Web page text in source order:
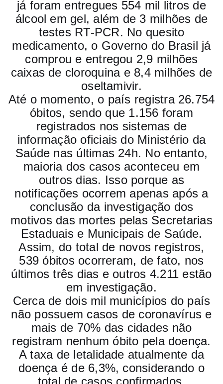
já foram entregues 554 mil litros de
álcool em gel, além de 3 milhões de
testes RT-PCR. No quesito
medicamento, o Governo do Brasil já
comprou e entregou 2,9 milhões
caixas de cloroquina e 8,4 milhões de
oseltamivir.
Até o momento, o país registra 26.754
óbitos, sendo que 1.156 foram
registrados nos sistemas de
informação oficiais do Ministério da
Saúde nas últimas 24h. No entanto,
maioria dos casos aconteceu em
outros dias. Isso porque as
notificações ocorrem apenas após a
conclusão da investigação dos
motivos das mortes pelas Secretarias
Estaduais e Municipais de Saúde.
Assim, do total de novos registros,
539 óbitos ocorreram, de fato, nos
últimos três dias e outros 4.211 estão
em investigação.
Cerca de dois mil municípios do país
não possuem casos de coronavírus e
mais de 70% das cidades não
registram nenhum óbito pela doença.
A taxa de letalidade atualmente da
doença é de 6,3%, considerando o